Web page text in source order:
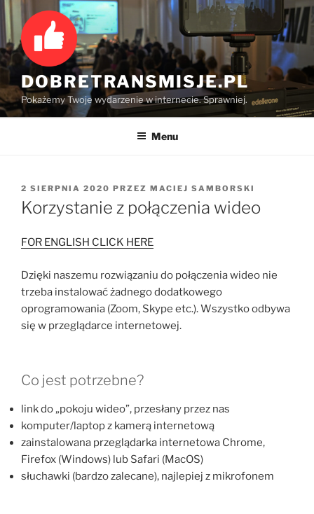
Przejdź
do
treści
DOBRETRANSMISJE.PL
Pokażemy Twoje wydarzenie w internecie. Sprawniej.
Menu
OPUBLIKOWANE
W
2 SIERPNIA 2020 PRZEZ MACIEJ SAMBORSKI
Korzystanie z połączenia wideo
FOR ENGLISH CLICK HERE
Dzięki naszemu rozwiązaniu do połączenia wideo nie
trzeba instalować żadnego dodatkowego
oprogramowania (Zoom, Skype etc.). Wszystko odbywa
się w przeglądarce internetowej.
Co jest potrzebne?
link do „pokoju wideo”, przesłany przez nas
komputer/laptop z kamerą internetową
zainstalowana przeglądarka internetowa Chrome,
Firefox (Windows) lub Safari (MacOS)
słuchawki (bardzo zalecane), najlepiej z mikrofonem